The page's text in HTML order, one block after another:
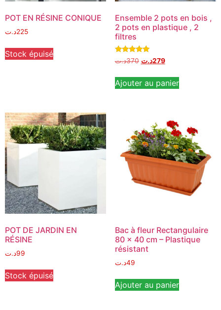
POT EN RÉSINE CONIQUE
225د.ت
Stock épuisé
Ensemble 2 pots en bois ,
2 pots en plastique , 2
filtres
Note
5.00
370د.ت 279د.ت
Ajouter au panier
POT DE JARDIN EN
RÉSINE
99د.ت
Stock épuisé
Bac à fleur Rectangulaire
80 x 40 cm – Plastique
résistant
49د.ت
Ajouter au panier